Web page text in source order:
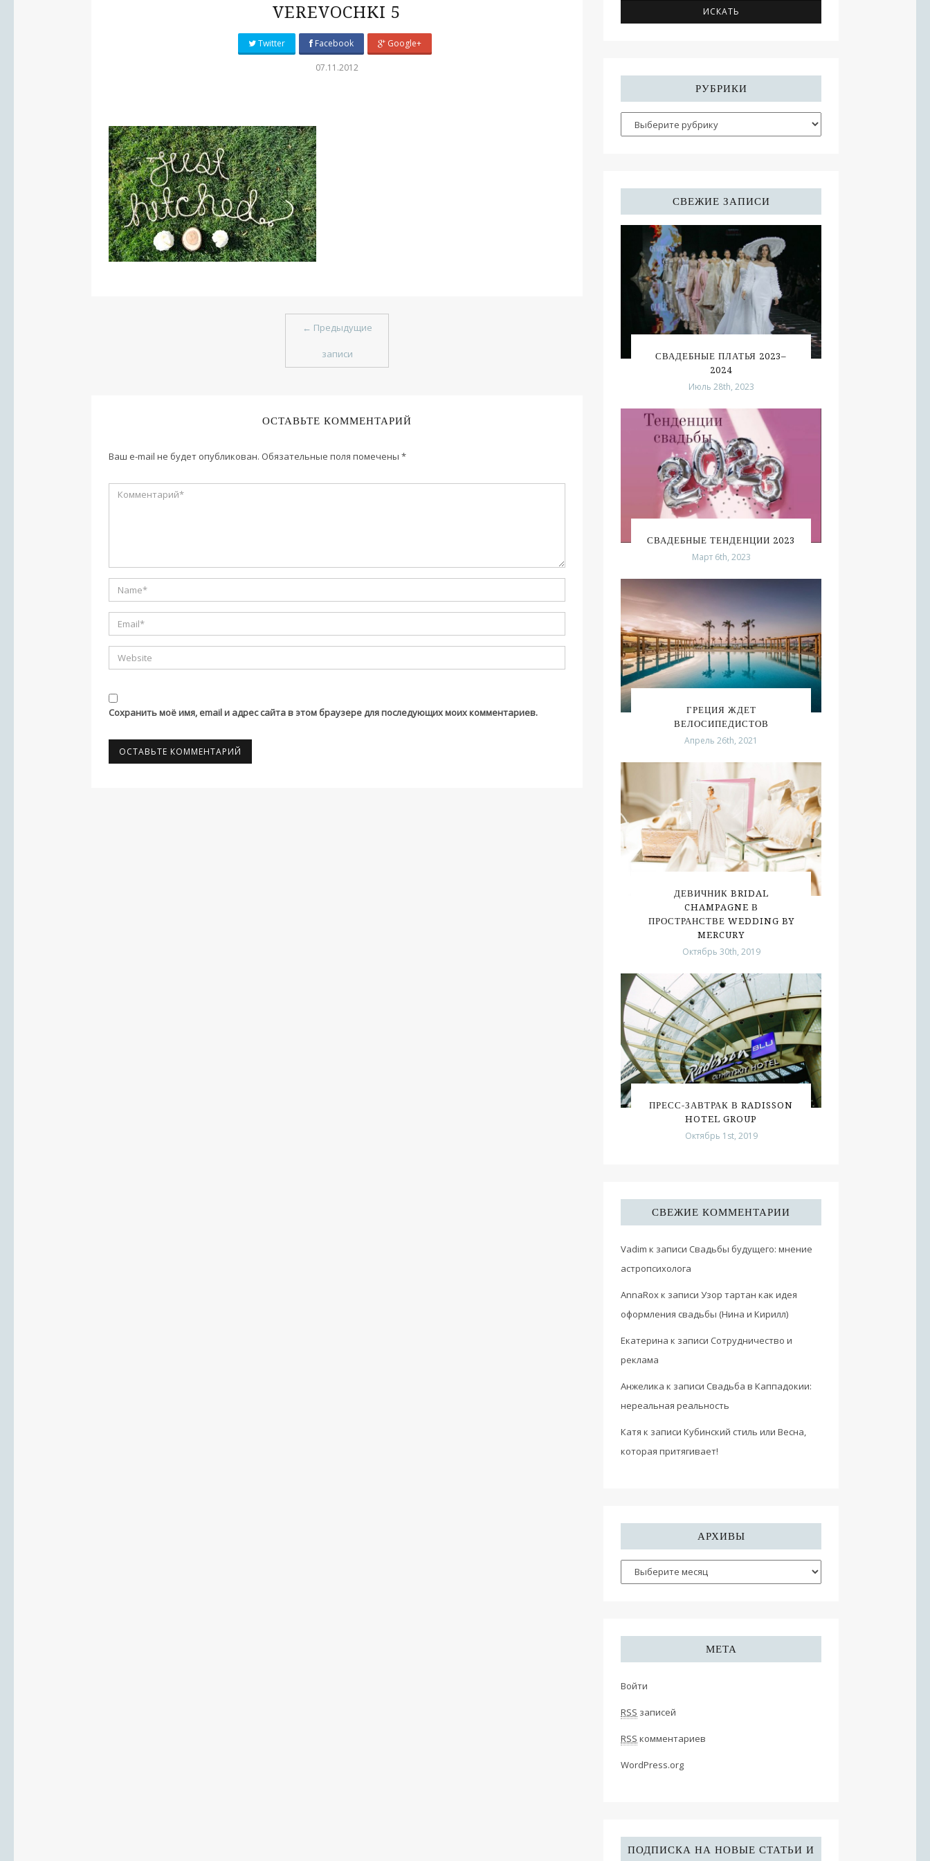
VEREVOCHKI 5
Twitter Facebook Google+
07.11.2012
← Предыдущие
записи
ОСТАВЬТЕ КОММЕНТАРИЙ
Ваш e-mail не будет опубликован. Обязательные поля помечены *
Сохранить моё имя, email и адрес сайта в этом браузере для последующих моих комментариев.
РУБРИКИ
СВЕЖИЕ ЗАПИСИ
СВАДЕБНЫЕ ПЛАТЬЯ 2023–
2024
Июль 28th, 2023
СВАДЕБНЫЕ ТЕНДЕНЦИИ 2023
Март 6th, 2023
ГРЕЦИЯ ЖДЕТ
ВЕЛОСИПЕДИСТОВ
Апрель 26th, 2021
ДЕВИЧНИК BRIDAL
CHAMPAGNE В
ПРОСТРАНСТВЕ WEDDING BY
MERCURY
Октябрь 30th, 2019
ПРЕСС-ЗАВТРАК В RADISSON
HOTEL GROUP
Октябрь 1st, 2019
СВЕЖИЕ КОММЕНТАРИИ
Vadim к записи Свадьбы будущего: мнение
астропсихолога
AnnaRoxк записи Узор тартан как идея
оформления свадьбы (Нина и Кирилл)
Екатерина к записи Сотрудничество и
реклама
Анжелика к записи Свадьба в Каппадокии:
нереальная реальность
Катя к записи Кубинский стиль или Весна,
которая притягивает!
АРХИВЫ
МЕТА
Войти
RSS записей
RSS комментариев
WordPress.org
ПОДПИСКА НА НОВЫЕ СТАТЬИ И